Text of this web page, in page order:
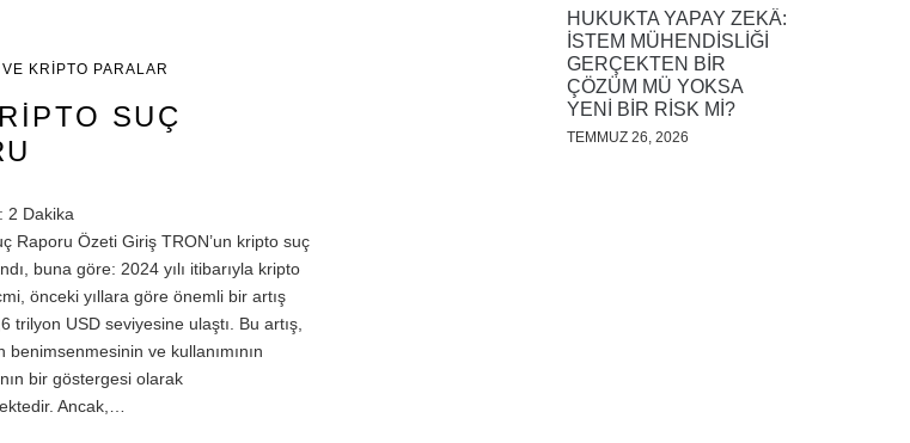
KRIPTO PARALAR
SUÇ
2 Dakika
Raporu Özeti Giriş TRON’un kripto suç
buna göre: 2024 yılı itibarıyla kripto
önceki yıllara göre önemli bir artış
trilyon USD seviyesine ulaştı. Bu artış,
benimsenmesinin ve kullanımının
bir göstergesi olarak
Ancak,…
HUKUKTA YAPAY ZEKÂ:
İSTEM MÜHENDİSLİĞİ
GERÇEKTEN BİR
ÇÖZÜM MÜ YOKSA
YENİ BİR RİSK Mİ?
TEMMUZ 26, 2026